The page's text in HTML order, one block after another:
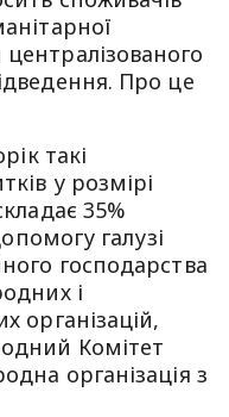
Про це
такі
у розмірі
35%
галузі
господарства
і
організацій,
Комітет
організація з